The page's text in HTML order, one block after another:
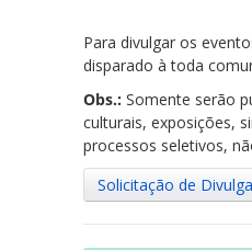
Para divulgar os
disparado à toda
Obs.: Somente serão
culturais, exposições,
processos seletivos,
Solicitação de